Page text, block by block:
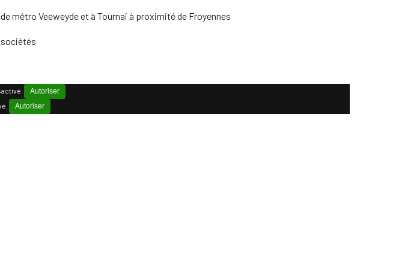
métro Veeweyde et à Tournai à proximité de Froyennes
sociétés
Autoriser
Autoriser